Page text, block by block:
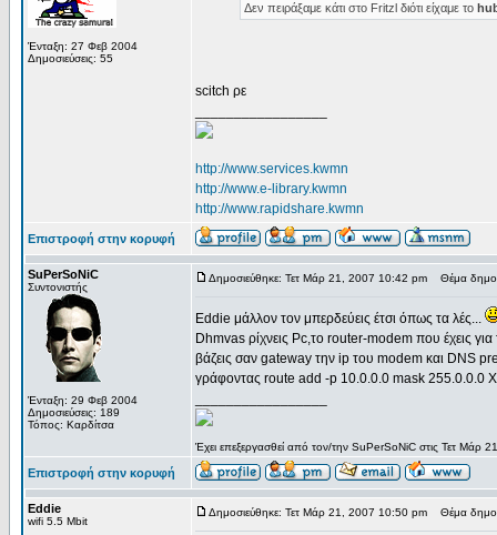
Ένταξη: 27 Φεβ 2004
Δημοσιεύσεις: 55
Δεν πειράξαμε κάτι στο Fritzl διότι είχαμε το
scitch ρε
http://www.services.kwmn
http://www.e-library.kwmn
http://www.rapidshare.kwmn
Επιστροφή στην κορυφή
SuPerSoNiC
Συντονιστής
Ένταξη: 29 Φεβ 2004
Δημοσιεύσεις: 189
Τόπος: Καρδίτσα
Δημοσιεύθηκε: Τετ Μάρ 21, 2007 10:42 pm Θέμα
Eddie μάλλον τον μπερδεύεις έτσι όπως τα λές...
Dhmvas ρίχνεις Pc,το router-modem που έχεις
βάζεις σαν gateway την ip του modem και DNS
γράφοντας route add -p 10.0.0.0 mask 255.0.0.0
Έχει επεξεργασθεί από τον/την SuPerSoNiC στις Τετ
Επιστροφή στην κορυφή
Eddie
wifi 5.5 Mbit
Δημοσιεύθηκε: Τετ Μάρ 21, 2007 10:50 pm Θέμα